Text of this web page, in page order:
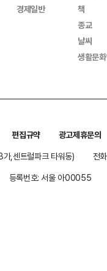
경제일반
책
종교
날씨
생활문
편집규약
광고제휴문의
,센트럴파크 타워동)
전
등록번호: 서울 아00055